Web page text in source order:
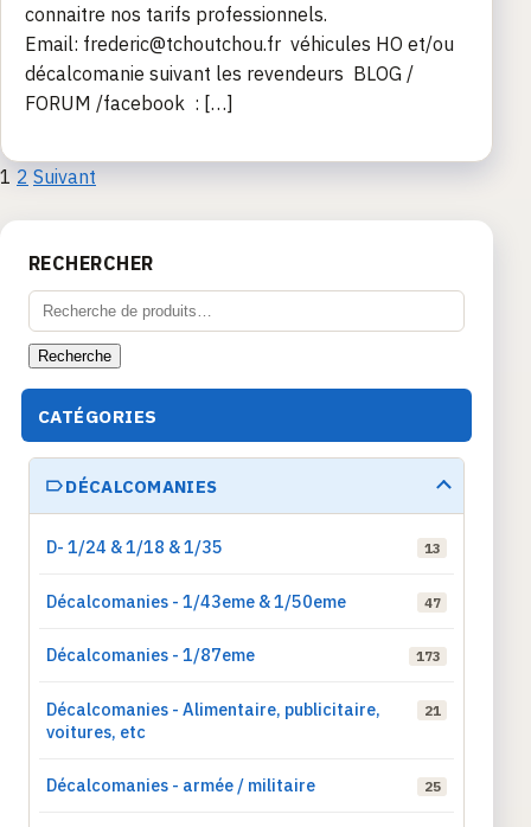
connaitre nos tarifs professionnels.
Email: frederic@tchoutchou.fr véhicules HO et/ou
décalcomanie suivant les revendeurs BLOG /
FORUM /facebook : […]
Pagination
des
publications
1 2 Suivant
RECHERCHER
Recherche
pour :
Recherche
CATÉGORIES
DÉCALCOMANIES
D- 1/24 & 1/18 & 1/35 13
Décalcomanies - 1/43eme & 1/50eme 47
Décalcomanies - 1/87eme 173
Décalcomanies - Alimentaire, publicitaire,
voitures, etc
21
Décalcomanies - armée / militaire 25